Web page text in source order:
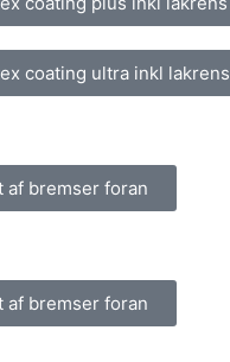
coating ultra inkl lakrens
af bremser foran
af bremser foran